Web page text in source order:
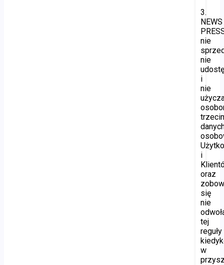
3.
NEWS
nie
nie
i
nie
i
oraz
się
nie
tej
reguły
w